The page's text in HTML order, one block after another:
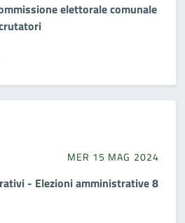
elettorale comunale
MER 15 MAG 2024
- Elezioni amministrative 8